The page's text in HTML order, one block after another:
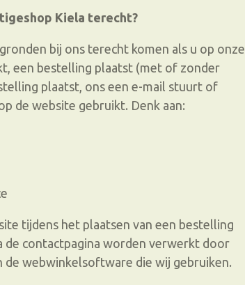
Kiela terecht?
bij ons terecht komen als u op onze
een bestelling plaatst (met of zonder
plaatst, ons een e-mail stuurt of
de website gebruikt. Denk aan:
tijdens het plaatsen van een bestelling
de contactpagina worden verwerkt door
de webwinkelsoftware die wij gebruiken.